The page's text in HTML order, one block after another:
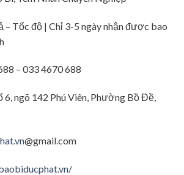
– Tốc độ | Chỉ 3-5 ngày nhận được bao
– 033 4670 688
ngõ 142 Phú Viên, Phường Bồ Đề,
@gmail.com